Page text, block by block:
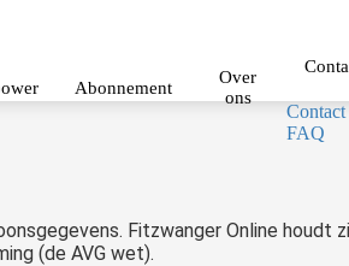
Abonnement
Over
ons
Contact
FAQ
Fitzwanger Online houdt
(de AVG wet).